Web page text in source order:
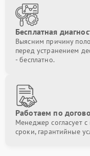
Бесплатная
Выясним причину
перед устранением
- бесплатно.
Работаем по
Менеджер согласует
сроки, гарантийные